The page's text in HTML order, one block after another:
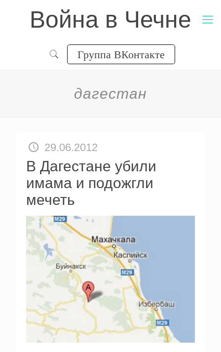
Война в Чечне
Группа ВКонтакте
дагестан
29.06.2012
В Дагестане убили
имама и подожгли
мечеть